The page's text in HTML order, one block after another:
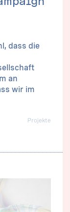
dass die
an
wir im
Projekte